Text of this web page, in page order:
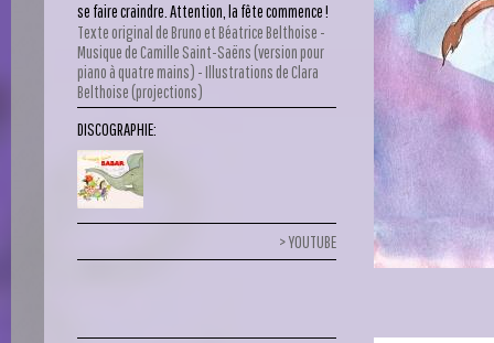
se faire craindre. Attention, la fête commence !
Texte original de Bruno et Béatrice Belthoise -
Musique de Camille Saint-Saëns (version pour
piano à quatre mains) - Illustrations de Clara
Belthoise (projections)
DISCOGRAPHIE:
YOUTUBE